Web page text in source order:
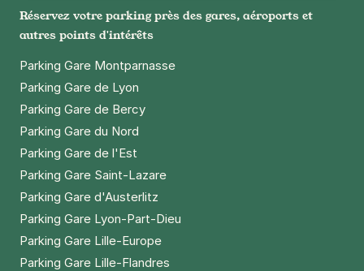
Réservez votre parking près des gares, aéroports et
autres points d'intérêts
Parking Gare Montparnasse
Parking Gare de Lyon
Parking Gare de Bercy
Parking Gare du Nord
Parking Gare de l'Est
Parking Gare Saint-Lazare
Parking Gare d'Austerlitz
Parking Gare Lyon-Part-Dieu
Parking Gare Lille-Europe
Parking Gare Lille-Flandres